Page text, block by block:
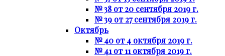
№ 38 от 20 сентября 2019 г.
№ 39 от 27 сентября 2019 г.
Октябрь
№ 40 от 4 октября 2019 г.
№ 41 от 11 октября 2019 г.